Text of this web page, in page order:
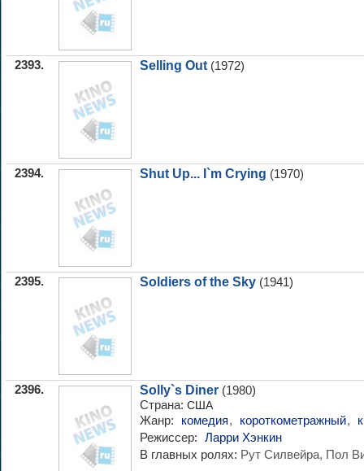
2393. Selling Out (1972)
2394. Shut Up... I`m Crying (1970)
2395. Soldiers of the Sky (1941)
2396. Solly`s Diner (1980)
Страна: США
Жанр: комедия, короткометражный,
Режиссер: Ларри Хэнкин
В главных ролях: Рут Силвейра, Пол